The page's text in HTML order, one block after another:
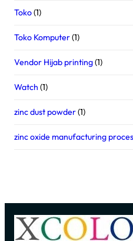
Toko(1)
Toko Komputer(1)
Vendor Hijab printing(1)
Watch (1)
zinc dust powder(1)
zinc oxide manufacturing